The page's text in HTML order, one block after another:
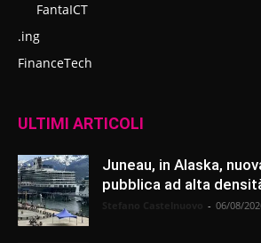
FantaICT
.ing
FinanceTech
ULTIMI ARTICOLI
Juneau, in Alaska,
pubblica ad alta
- 06/08/